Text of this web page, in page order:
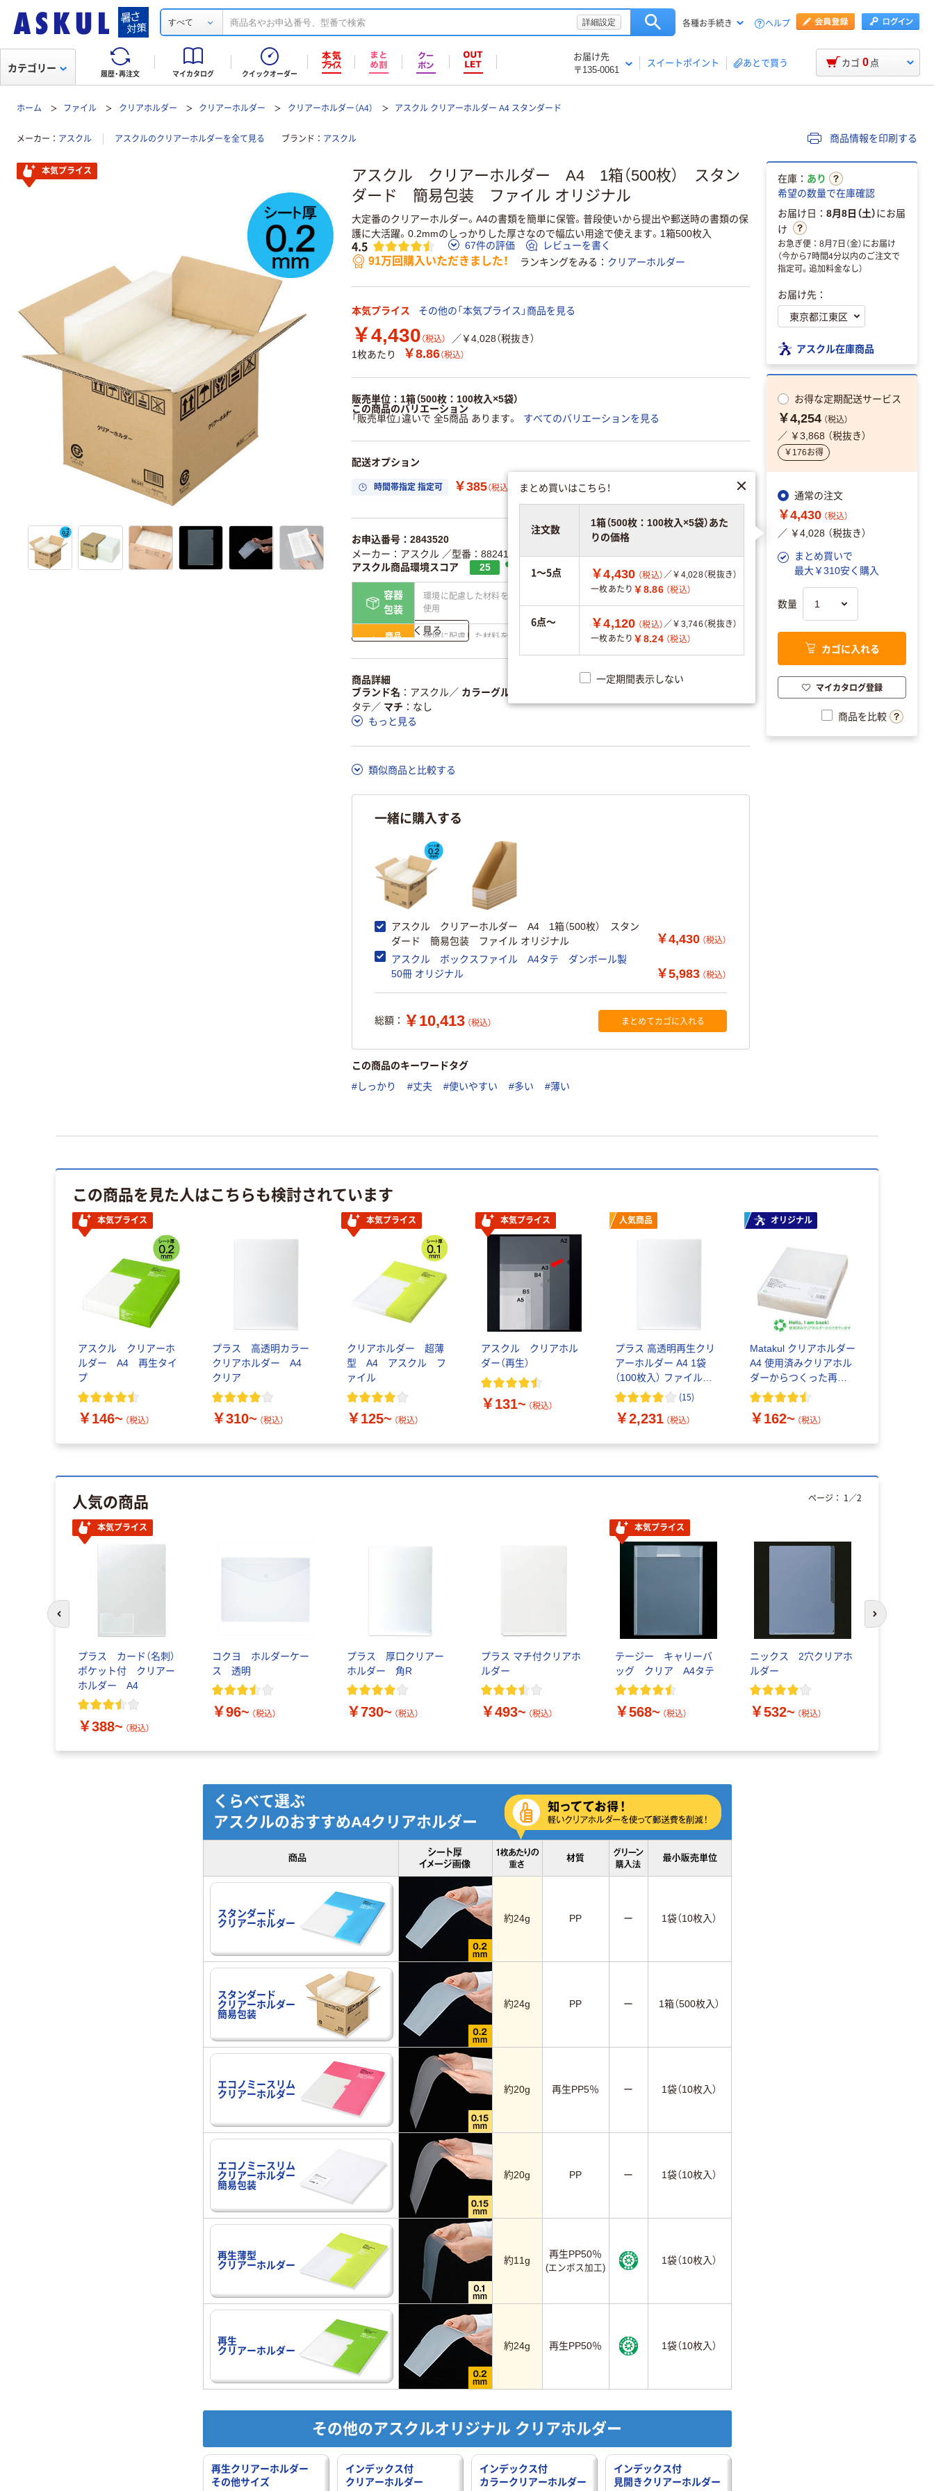
すべて 詳細設定 各種お手続き ヘルプ
履歴・再注文 マイカタログ クイックオーダー
お届け先
〒135-0061
スイートポイント あとで買う
カテゴリー カゴ 0 点
ホーム ファイル クリアホルダー クリアーホルダー クリアーホルダー（A4） アスクル クリアーホルダー A4 スタンダード
メーカー アスクル アスクルのクリアーホルダーを全て見る ブランド アスクル 商品情報を印刷する
アスクル クリアーホルダー A4 1箱（500枚） スタン
ダード 簡易包装 ファイル オリジナル
大定番のクリアーホルダー。A4の書類を簡単に保管。普段使いから提出や郵送時の書類の保
護に大活躍。0.2mmのしっかりした厚さなので幅広い用途で使えます。1箱500枚入
4.5 67件の評価 レビューを書く
91万回購入いただきました！ ランキングをみる クリアーホルダー
本気プライス その他の「本気プライス」商品を見る
￥4,430 （税込）
／￥4,028（税抜き）
1枚あたり
￥8.86（税込）
販売単位：1箱（500枚：100枚入×5袋）
この商品のバリエーション
「販売単位」違いで 全5商品 あります。
すべてのバリエーションを見る
配送オプション
時間帯指定 指定可 ￥385（税込） 置き場所指定 利用可
お申込番号：2843520
メーカー：アスクル ／型番：88241
／JANコード：4535164028943
アスクル商品環境スコア
25
容器
包装
環境に配慮した材料を
使用
分別・リサイクルし
やすい設計
商品
環境に配慮した材料を
省資源・省エネ・節水
分別・リサイクルし
仕組
ある
アスクルで資源循環し
温室効果ガスなどの
この商品の環境配慮ポイントです。詳しくはページ下部の商品詳細「アスクル商品環境スコ
ア詳細／加点項目
詳しく見る
商品詳細
ブランド名
アスクル／ カラーグループ
タテ ／ マチ
なし
もっと見る
類似商品と比較する
一緒に購入する
アスクル クリアーホルダー A4 1箱（500枚） スタン
ダード 簡易包装 ファイル オリジナル
￥4,430 （税込）
アスクル ボックスファイル A4タテ ダンボール製
50冊 オリジナル
￥5,983 （税込）
総額： ￥10,413 （税込） まとめてカゴに入れる
この商品のキーワードタグ
#しっかり #丈夫 #使いやすい #多い #薄い
本気プライス
在庫： あり
希望の数量で在庫確認
お届け日： 8月8日（土）にお届
け
お急ぎ便：8月7日（金）にお届け
（今から7時間4分以内のご注文で
指定可。追加料金なし）
お届け先：
アスクル在庫商品
お得な定期配送サービス
￥4,254 （税込）
／ ￥3,868 （税抜き）
￥176お得
通常の注文
￥4,430 （税込）
／ ￥4,028 （税抜き）
まとめ買いで
最大￥310安く購入
まとめ買いはこちら！
注文数
1箱（500枚：100枚入×5袋）あた
りの価格
1～5点 ￥4,430 （税込）／￥4,028（税抜き）
一枚あたり ￥8.86 （税込）
6点～ ￥4,120 （税込）／￥3,746（税抜き）
一枚あたり ￥8.24 （税込）
一定期間表示しない
数量
カゴに入れる
マイカタログ登録
商品を比較
この商品を見た人はこちらも検討されています
本気プライス
アスクル クリアーホ
ルダー A4 再生タイ
プ
￥146~ （税込）
プラス 高透明カラー
クリアホルダー A4
クリア
￥310~ （税込）
本気プライス
クリアホルダー 超薄
型 A4 アスクル フ
ァイル
￥125~ （税込）
本気プライス
アスクル クリアホル
ダー（再生）
￥131~ （税込）
人気商品
プラス 高透明再生クリ
アーホルダー A4 1袋
（100枚入） ファイル
89188
(15)
￥2,231 （税込）
オリジナル
Matakul クリアホルダー
A4 使用済みクリアホル
ダーからつくった再生
材20%配合
￥162~ （税込）
人気の商品
本気プライス
プラス カード（名刺）
ポケット付 クリアー
ホルダー A4
￥388~ （税込）
コクヨ ホルダーケー
ス 透明
￥96~ （税込）
プラス 厚口クリアー
ホルダー 角R
￥730~ （税込）
プラス マチ付クリアホ
ルダー
￥493~ （税込）
本気プライス
テージー キャリーバ
ッグ クリア A4タテ
￥568~ （税込）
ニックス 2穴クリアホ
ルダー
￥532~ （税込）
ページ： 1 ／2
次のスライド
くらべて選ぶ
アスクルのおすすめA4クリアホルダー
スタンダード
クリアーホルダー
約24g PP ー 1袋（10枚入）
スタンダード
クリアーホルダー
簡易包装
約24g PP ー 1箱（500枚入）
エコノミースリム
クリアーホルダー
約20g 再生PP5％ ー 1袋（10枚入）
エコノミースリム
クリアーホルダー
簡易包装
約20g PP ー 1袋（10枚入）
再生薄型
クリアーホルダー
約11g
再生PP50％
(エンボス加工)
1袋（10枚入）
再生
クリアーホルダー
約24g 再生PP50％ 1袋（10枚入）
その他のアスクルオリジナル クリアホルダー
再生クリアーホルダー
その他サイズ
インデックス付
クリアーホルダー
インデックス付
カラークリアーホルダー
インデックス付
見開きクリアーホルダー